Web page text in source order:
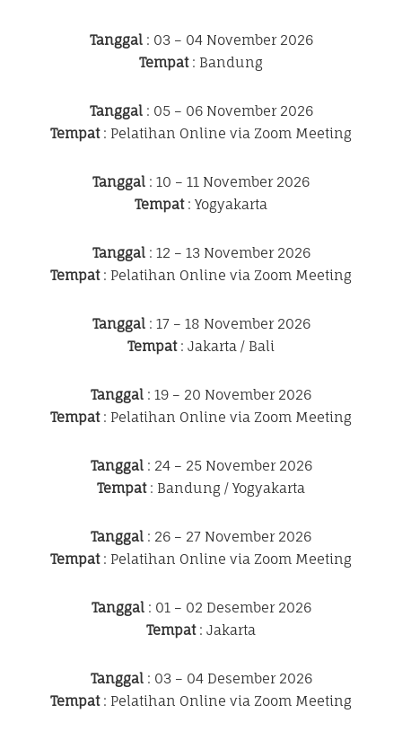
Tanggal: 03 – 04 November 2026
Tempat: Bandung
Tanggal: 05 – 06 November 2026
Tempat: Pelatihan Online via Zoom Meeting
Tanggal : 10 – 11 November 2026
Tempat: Yogyakarta
Tanggal: 12 – 13 November 2026
Tempat: Pelatihan Online via Zoom Meeting
Tanggal: 17 – 18 November 2026
Tempat: Jakarta / Bali
Tanggal : 19 – 20 November 2026
Tempat: Pelatihan Online via Zoom Meeting
Tanggal: 24 – 25 November 2026
Tempat: Bandung / Yogyakarta
Tanggal : 26 – 27 November 2026
Tempat: Pelatihan Online via Zoom Meeting
Tanggal: 01 – 02 Desember 2026
Tempat: Jakarta
Tanggal: 03 – 04 Desember 2026
Tempat: Pelatihan Online via Zoom Meeting